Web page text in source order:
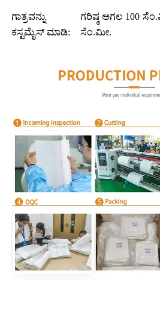
ಗಾತ್ರವನ್ನು
ಕಸ್ಟಮೈಸ್ ಮಾಡಿ:
ಗರಿಷ್ಠ ಅಗಲ 100
ಸೆಂ.ಮೀ.